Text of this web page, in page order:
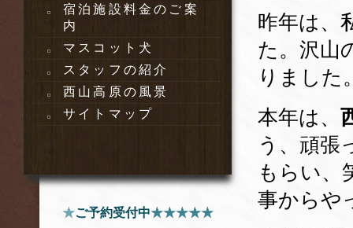
宿泊施設料金のご案
内
マスコット犬
スタッフの紹介
西山高原の風景
サイトマップ
★ご予約受付中★★★★★
昨年は、
た。沢山
りました
本年は、
う、頑張
もらい、
事からや